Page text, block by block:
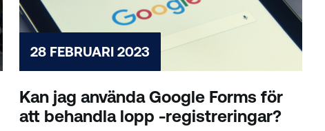
28 FEBRUARI 2023
Kan jag använda Google Forms för
att behandla lopp -registreringar?